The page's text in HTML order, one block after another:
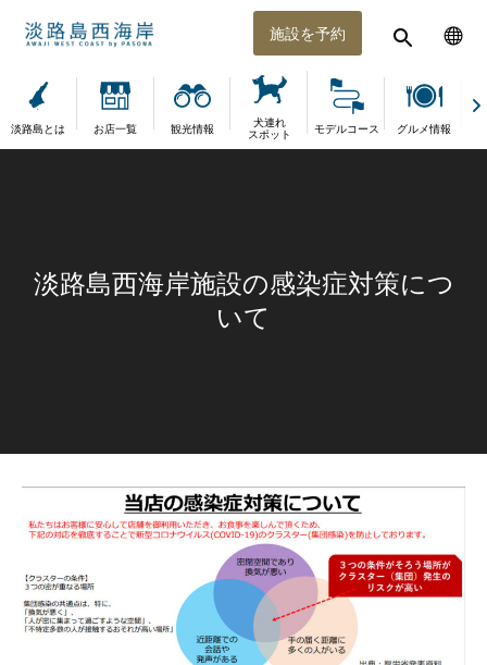
施設を予約
淡路島とは お店一覧 観光情報
犬連れ
スポット
モデルコース グルメ情報
淡路島西海岸施設の感染症対策につ
いて